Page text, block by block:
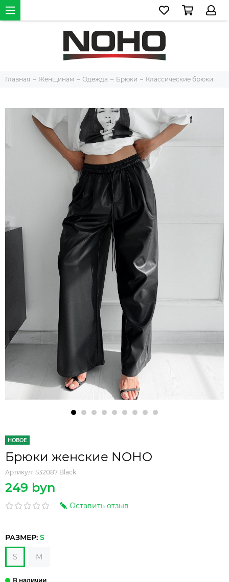
Главная Женщинам Одежда Брюки Классические брюки
НОВОЕ
Брюки женские NOHO
Артикул: S32087 Black
249 byn
Оставить отзыв
РАЗМЕР: S
S M